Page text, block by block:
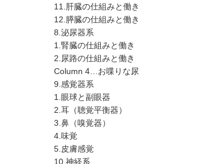
11.肝臓の仕組みと働き
12.膵臓の仕組みと働き
8.泌尿器系
1.腎臓の仕組みと働き
2.尿路の仕組みと働き
Column 4…お喋りな尿
9.感覚器系
1.眼球と副眼器
2.耳（聴覚平衡器）
3.鼻（嗅覚器）
4.味覚
5.皮膚感覚
10.神経系